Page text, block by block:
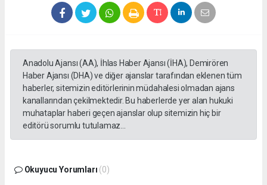
Anadolu Ajansı (AA), İhlas Haber Ajansı (İHA), Demirören
Haber Ajansı (DHA) ve diğer ajanslar tarafından eklenen tüm
haberler, sitemizin editörlerinin müdahalesi olmadan ajans
kanallarından çekilmektedir. Bu haberlerde yer alan hukuki
muhataplar haberi geçen ajanslar olup sitemizin hiç bir
editörü sorumlu tutulamaz...
Okuyucu Yorumları (0)